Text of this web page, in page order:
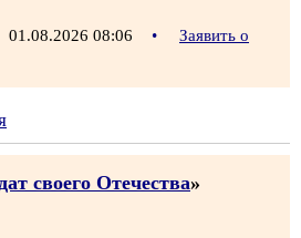
01.08.2026 08:06 •
Заявить о
своего Отечества»